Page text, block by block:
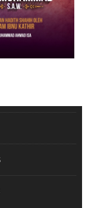
RM 45.00